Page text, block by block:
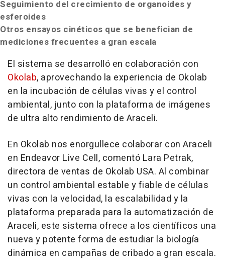
Seguimiento del crecimiento de organoides y
esferoides
Otros ensayos cinéticos que se benefician de
mediciones frecuentes a gran escala
El sistema se desarrolló en colaboración con
Okolab, aprovechando la experiencia de Okolab
en la incubación de células vivas y el control
ambiental, junto con la plataforma de imágenes
de ultra alto rendimiento de Araceli.
En Okolab nos enorgullece colaborar con Araceli
en Endeavor Live Cell, comentó Lara Petrak,
directora de ventas de Okolab USA. Al combinar
un control ambiental estable y fiable de células
vivas con la velocidad, la escalabilidad y la
plataforma preparada para la automatización de
Araceli, este sistema ofrece a los científicos una
nueva y potente forma de estudiar la biología
dinámica en campañas de cribado a gran escala.